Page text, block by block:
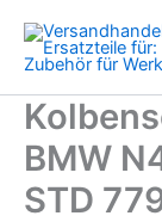
Inhalt
springen
BMW
STD